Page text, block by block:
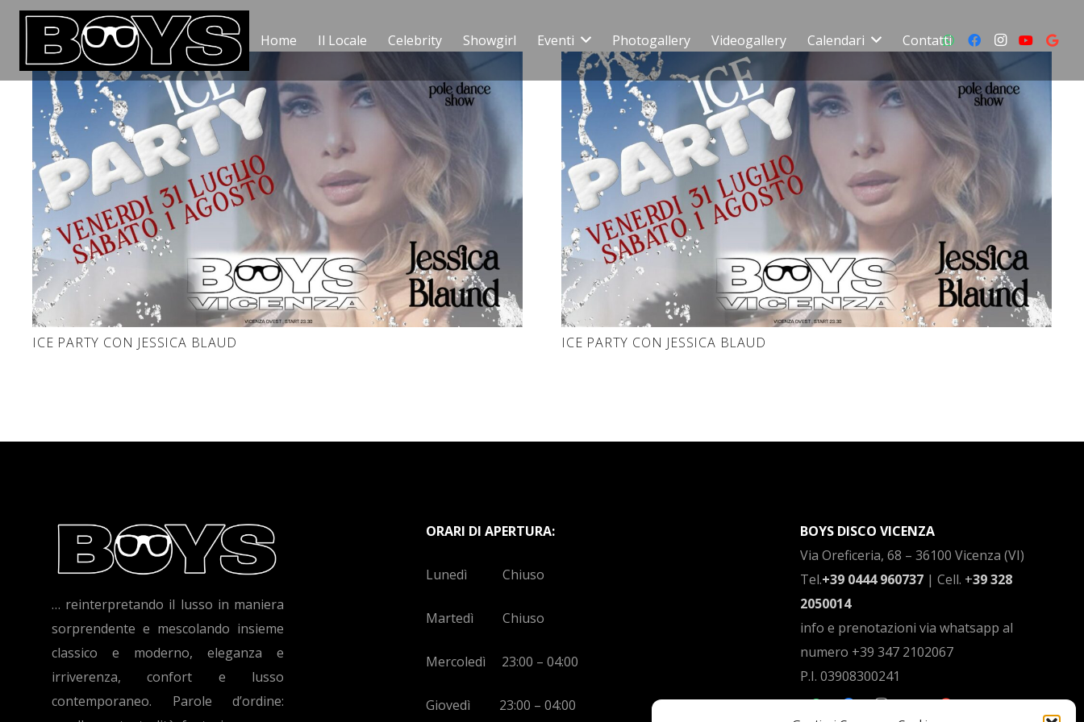
Home Il Locale Celebrity Showgirl Eventi Photogallery Videogallery Calendari Contatti
ICE PARTY CON JESSICA BLAUD ICE PARTY CON JESSICA BLAUD
… reinterpretando il lusso in maniera
sorprendente e mescolando insieme
classico e moderno, eleganza e
irriverenza, confort e lusso
contemporaneo. Parole d’ordine:
ORARI DI APERTURA:
Lunedì Chiuso
Martedì Chiuso
Mercoledì 23:00 – 04:00
Giovedì 23:00 – 04:00
BOYS DISCO VICENZA
Via Oreficeria, 68 – 36100 Vicenza (VI)
Tel.+39 0444 960737 | Cell. +39 328
2050014
info e prenotazioni via whatsapp al
numero +39 347 2102067
P.I. 03908300241